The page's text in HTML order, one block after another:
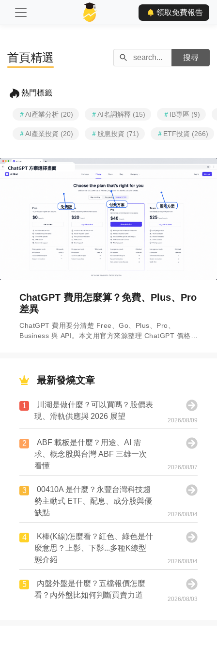
領取免費報告
首頁精選
熱門標籤
＃AI產業分析 (20) ＃AI名詞解釋 (15) ＃ IB專區 (9)
＃AI產業投資 (20) ＃ 股息投資 (71) ＃ ETF投資 (266)
ChatGPT 費用怎麼算？免費、Plus、Pro
差異
ChatGPT 費用要分清楚 Free、Go、Plus、Pro、
Business 與 API。本文用官方來源整理 ChatGPT 價格、
最新發燒文章
1
川湖是做什麼？可以買嗎？股價表
現、滑軌供應與 2026 展望
2026/08/09
2
ABF 載板是什麼？用途、AI 需
求、概念股與台灣 ABF 三雄一次
看懂
2026/08/07
3
00410A 是什麼？永豐台灣科技趨
勢主動式 ETF、配息、成分股與優
缺點
2026/08/04
4
K棒(K線)怎麼看？紅色、綠色是什
麼意思？上影、下影...多種K線型
態介紹
2026/08/04
5
內盤外盤是什麼？五檔報價怎麼
看？內外盤比如何判斷買賣力道
2026/08/03